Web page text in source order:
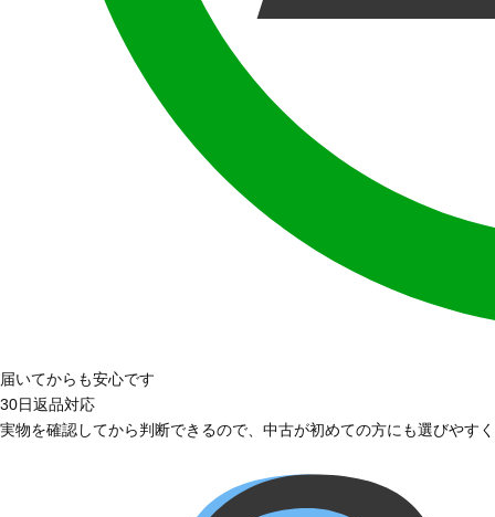
届いてからも安心です
30日返品対応
実物を確認してから判断できるので、中古が初めての方にも選びやす